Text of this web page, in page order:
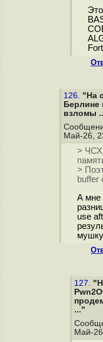
126. "На
Берлине
взломы
Май-26,
>
>
buffer
А мне
use
127.
..."
Май-